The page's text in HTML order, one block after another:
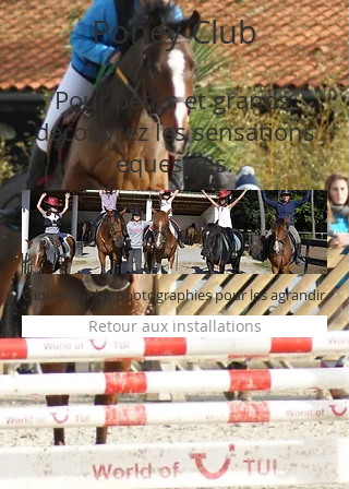
Poney Club
Pour petits et grands,
découvrez les sensations
équestres.
Cliquer sur les photographies pour les agrandir
Retour aux installations